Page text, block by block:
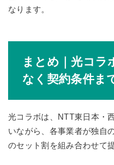
なります。
まとめ｜光コラ
なく契約条件ま
光コラボは、NTT東日本・
いながら、各事業者が独自
のセット割を組み合わせて